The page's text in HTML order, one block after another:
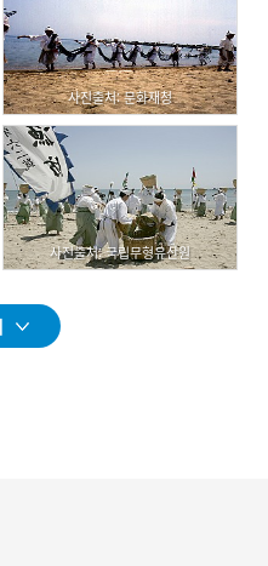
사진출처: 문화재청
사진출처: 국립무형유산원